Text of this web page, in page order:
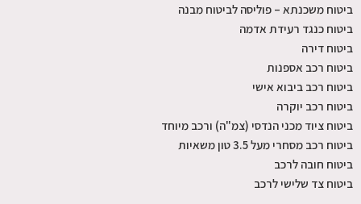
ביטוח משכנתא – פוליסה לביטוח מבנה
ביטוח כנגד רעידת אדמה
ביטוח דירה
ביטוח רכב אספנות
ביטוח רכב ביבוא אישי
ביטוח רכב יוקרה
ביטוח ציוד מכני הנדסי (צמ"ה) ורכב מיוחד
ביטוח רכב מסחרי מעל 3.5 טון משאיות
ביטוח חובה לרכב
ביטוח צד שלישי לרכב